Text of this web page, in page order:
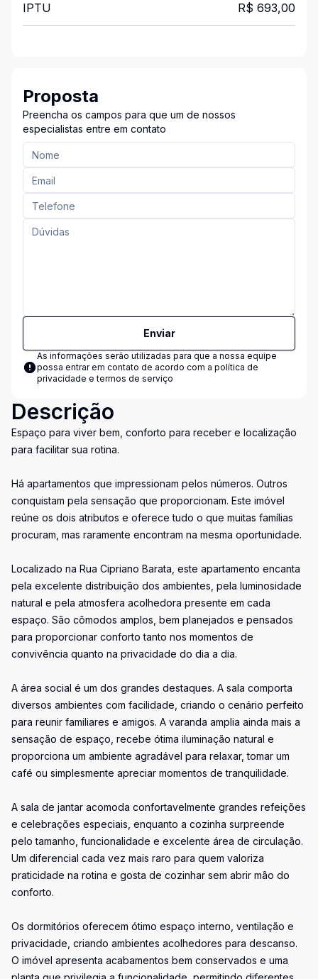
IPTU R$ 693,00
Proposta
Preencha os campos para que um de nossos
especialistas entre em contato
Enviar
As informações serão utilizadas para que a nossa equipe
possa entrar em contato de acordo com a política de
privacidade e termos de serviço
Descrição
Espaço para viver bem, conforto para receber e localização
para facilitar sua rotina.
Há apartamentos que impressionam pelos números. Outros
conquistam pela sensação que proporcionam. Este imóvel
reúne os dois atributos e oferece tudo o que muitas famílias
procuram, mas raramente encontram na mesma oportunidade.
Localizado na Rua Cipriano Barata, este apartamento encanta
pela excelente distribuição dos ambientes, pela luminosidade
natural e pela atmosfera acolhedora presente em cada
espaço. São cômodos amplos, bem planejados e pensados
para proporcionar conforto tanto nos momentos de
convivência quanto na privacidade do dia a dia.
A área social é um dos grandes destaques. A sala comporta
diversos ambientes com facilidade, criando o cenário perfeito
para reunir familiares e amigos. A varanda amplia ainda mais a
sensação de espaço, recebe ótima iluminação natural e
proporciona um ambiente agradável para relaxar, tomar um
café ou simplesmente apreciar momentos de tranquilidade.
A sala de jantar acomoda confortavelmente grandes refeições
e celebrações especiais, enquanto a cozinha surpreende
pelo tamanho, funcionalidade e excelente área de circulação.
Um diferencial cada vez mais raro para quem valoriza
praticidade na rotina e gosta de cozinhar sem abrir mão do
conforto.
Os dormitórios oferecem ótimo espaço interno, ventilação e
privacidade, criando ambientes acolhedores para descanso.
O imóvel apresenta acabamentos bem conservados e uma